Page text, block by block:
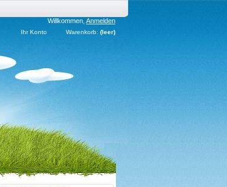
Willkommen, Anmelden
Warenkorb: (leer)
Ihr Konto